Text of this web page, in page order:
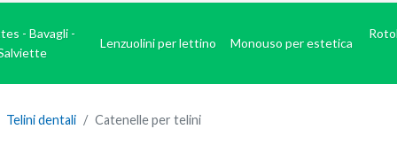
- Bavagli -
Lenzuolini per lettino Monouso per estetica
Telini dentali Catenelle per telini